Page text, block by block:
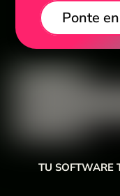
Ponte
TU SOFTWARE